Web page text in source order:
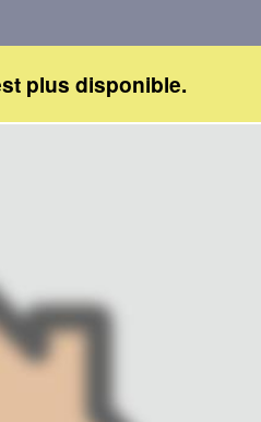
plus disponible.